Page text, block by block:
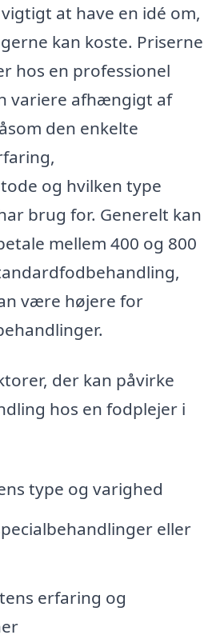
at have en idé om,
kan koste. Priserne
hos en professionel
variere afhængigt af
den enkelte
og hvilken type
brug for. Generelt kan
mellem 400 og 800
være højere for
der kan påvirke
hos en fodplejer i
type og varighed
eller
erfaring og